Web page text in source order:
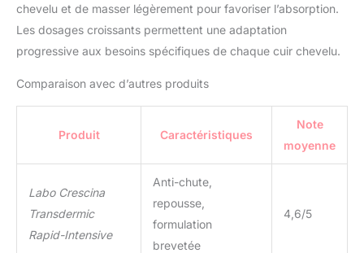
chevelu et de masser légèrement pour favoriser l’absorption.
Les dosages croissants permettent une adaptation
progressive aux besoins spécifiques de chaque cuir chevelu.
Comparaison avec d’autres produits
Produit Caractéristiques
Note
moyenne
Labo Crescina
Transdermic
Rapid-Intensive
Anti-chute,
repousse,
formulation
brevetée
4,6/5